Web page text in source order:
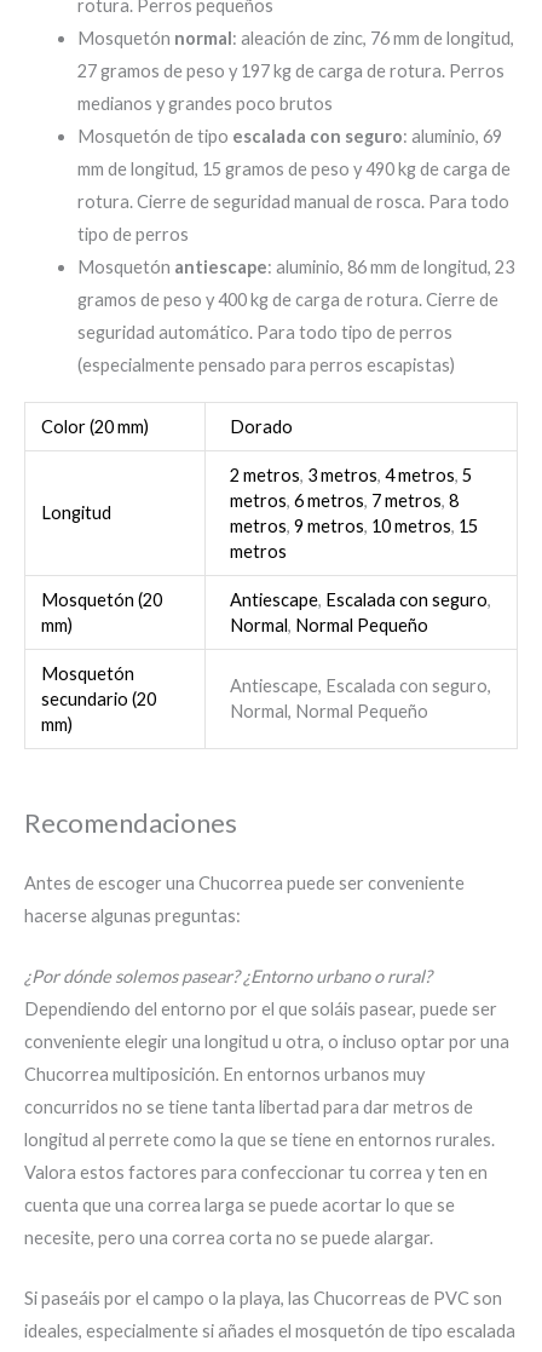
rotura. Perros pequeños
Mosquetón normal: aleación de zinc, 76 mm de longitud,
27 gramos de peso y 197 kg de carga de rotura. Perros
medianos y grandes poco brutos
Mosquetón de tipo escalada con seguro: aluminio, 69
mm de longitud, 15 gramos de peso y 490 kg de carga de
rotura. Cierre de seguridad manual de rosca. Para todo
tipo de perros
Mosquetón antiescape: aluminio, 86 mm de longitud, 23
gramos de peso y 400 kg de carga de rotura. Cierre de
seguridad automático. Para todo tipo de perros
(especialmente pensado para perros escapistas)
Color (20 mm) Dorado
Longitud
2 metros, 3 metros, 4 metros, 5
metros, 6 metros, 7 metros, 8
metros, 9 metros, 10 metros, 15
metros
Mosquetón (20
mm)
Antiescape, Escalada con seguro,
Normal, Normal Pequeño
Mosquetón
secundario (20
mm)
Antiescape, Escalada con seguro,
Normal, Normal Pequeño
Recomendaciones
Antes de escoger una Chucorrea puede ser conveniente
hacerse algunas preguntas:
¿Por dónde solemos pasear? ¿Entorno urbano o rural?
Dependiendo del entorno por el que soláis pasear, puede ser
conveniente elegir una longitud u otra, o incluso optar por una
Chucorrea multiposición. En entornos urbanos muy
concurridos no se tiene tanta libertad para dar metros de
longitud al perrete como la que se tiene en entornos rurales.
Valora estos factores para confeccionar tu correa y ten en
cuenta que una correa larga se puede acortar lo que se
necesite, pero una correa corta no se puede alargar.
Si paseáis por el campo o la playa, las Chucorreas de PVC son
ideales, especialmente si añades el mosquetón de tipo escalada